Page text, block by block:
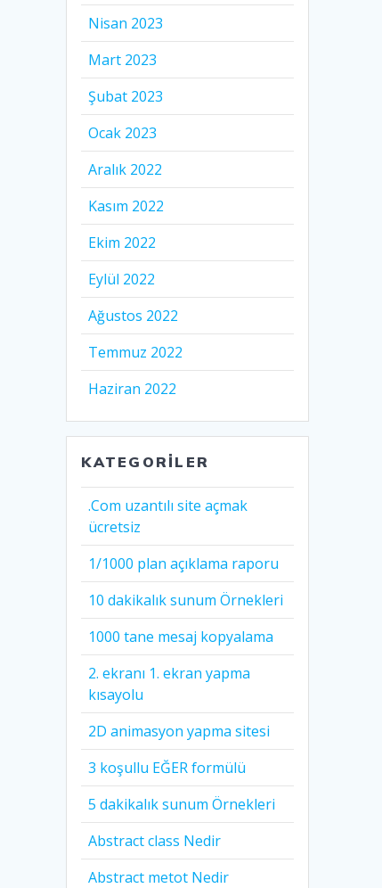
Nisan 2023
Mart 2023
Şubat 2023
Ocak 2023
Aralık 2022
Kasım 2022
Ekim 2022
Eylül 2022
Ağustos 2022
Temmuz 2022
Haziran 2022
KATEGORILER
.Com uzantılı site açmak
ücretsiz
1/1000 plan açıklama raporu
10 dakikalık sunum Örnekleri
1000 tane mesaj kopyalama
2. ekranı 1. ekran yapma
kısayolu
2D animasyon yapma sitesi
3 koşullu EĞER formülü
5 dakikalık sunum Örnekleri
Abstract class Nedir
Abstract metot Nedir